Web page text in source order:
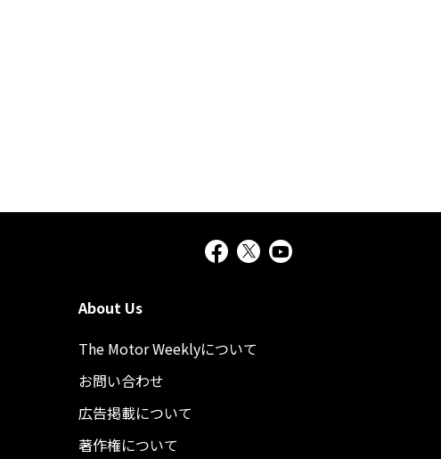
About Us
The Motor Weeklyについて
お問い合わせ
広告掲載について
著作権について